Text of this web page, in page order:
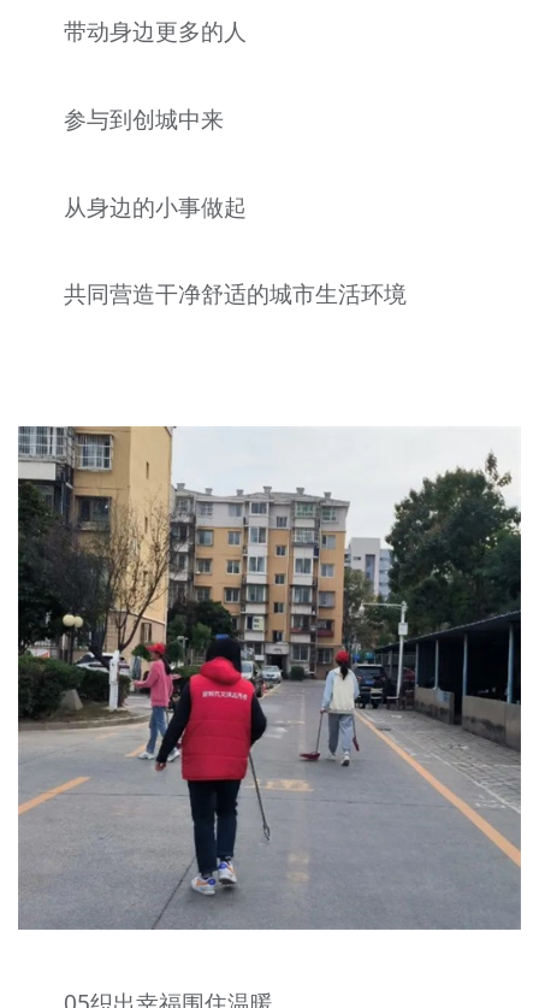
带动身边更多的人
参与到创城中来
从身边的小事做起
共同营造干净舒适的城市生活环境